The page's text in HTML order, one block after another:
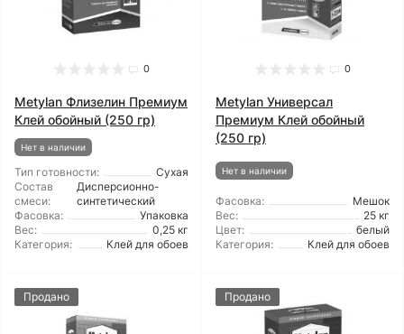
0
Metylan Флизелин Премиум
Клей обойный (250 гр)
Нет в наличии
Тип готовности:
Сухая
Состав
смеси:
Дисперсионно-
синтетический
Фасовка:
Упаковка
Вес:
0,25 кг
Категория:
Клей для обоев
0
Metylan Универсал
Премиум Клей обойный
(250 гр)
Нет в наличии
Фасовка:
Мешок
Вес:
25 кг
Цвет:
белый
Категория:
Клей для обоев
Продано Продано